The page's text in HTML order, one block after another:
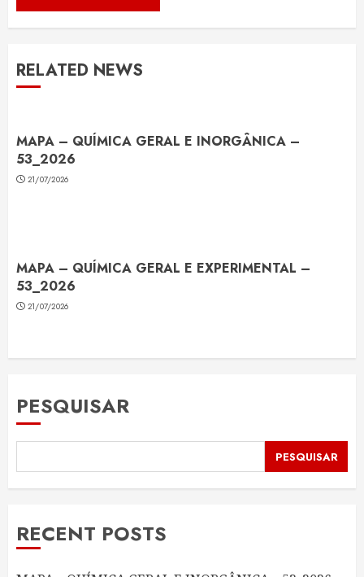
RELATED NEWS
MAPA – QUÍMICA GERAL E INORGÂNICA –
53_2026
21/07/2026
MAPA – QUÍMICA GERAL E EXPERIMENTAL –
53_2026
21/07/2026
PESQUISAR
PESQUISAR
RECENT POSTS